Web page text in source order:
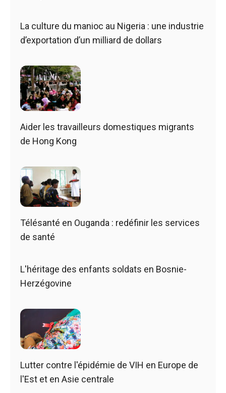
La culture du manioc au Nigeria : une industrie
d’exportation d’un milliard de dollars
Aider les travailleurs domestiques migrants
de Hong Kong
Télésanté en Ouganda : redéfinir les services
de santé
L'héritage des enfants soldats en Bosnie-
Herzégovine
Lutter contre l'épidémie de VIH en Europe de
l'Est et en Asie centrale